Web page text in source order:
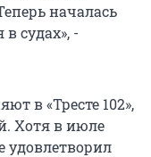
началась
судах», -
в «Тресте 102»,
Хотя в июле
удовлетворил